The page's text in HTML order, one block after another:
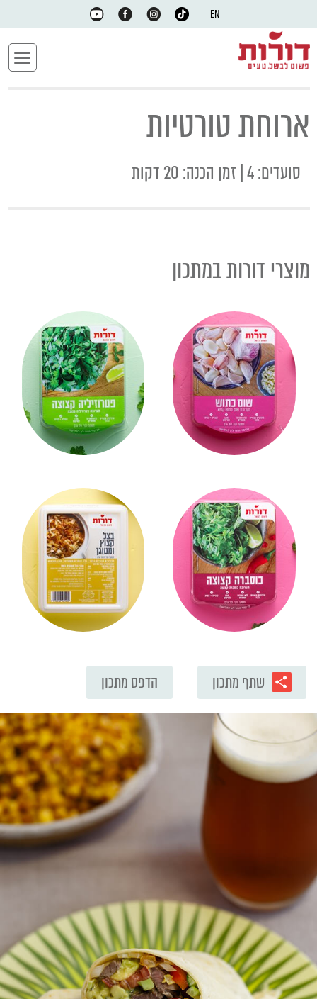
EN
ארוחת טורטיות
סועדים: 4 | זמן הכנה: 20 דקות
מוצרי דורות במתכון
הדפס מתכון שתף מתכון